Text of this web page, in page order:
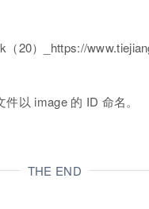
以 image 的 ID 命名。
THE END